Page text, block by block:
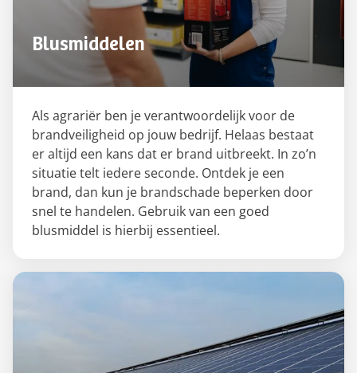
Blusmiddelen
Als agrariër ben je verantwoordelijk voor de
brandveiligheid op jouw bedrijf. Helaas bestaat
er altijd een kans dat er brand uitbreekt. In zo’n
situatie telt iedere seconde. Ontdek je een
brand, dan kun je brandschade beperken door
snel te handelen. Gebruik van een goed
blusmiddel is hierbij essentieel.